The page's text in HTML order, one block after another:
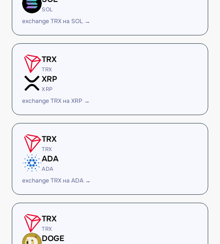
SOL
exchange TRX на SOL →
TRX
TRX
XRP
XRP
exchange TRX на XRP →
TRX
TRX
ADA
ADA
exchange TRX на ADA →
TRX
TRX
DOGE